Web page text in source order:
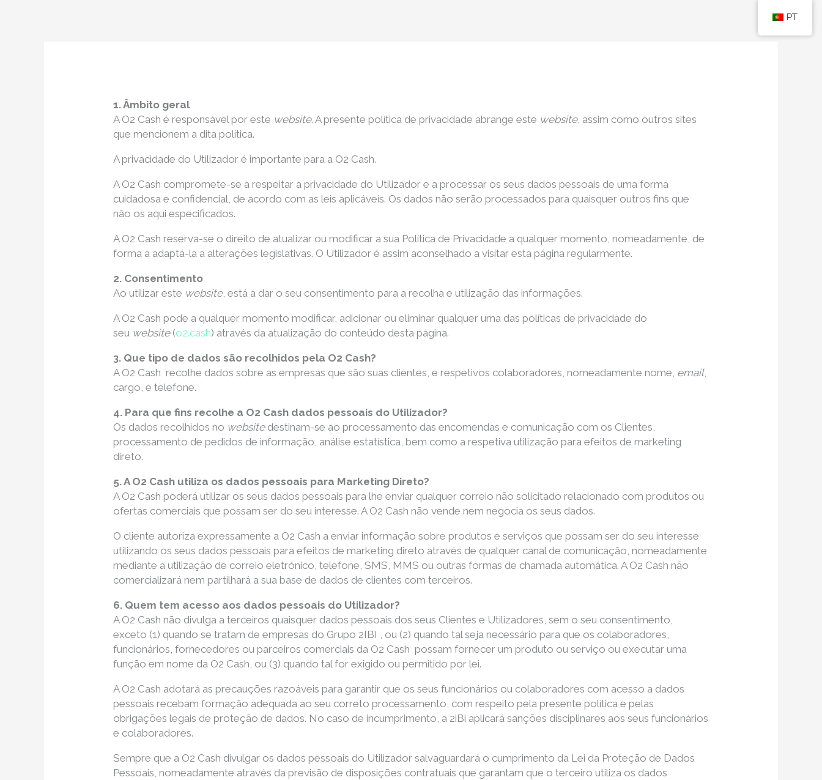
1. Âmbito geral
A O2 Cash é responsável por este website. A presente política de privacidade abrange este website, assim como outros sites
que mencionem a dita política.
A privacidade do Utilizador é importante para a O2 Cash.
A O2 Cash compromete-se a respeitar a privacidade do Utilizador e a processar os seus dados pessoais de uma forma
cuidadosa e confidencial, de acordo com as leis aplicáveis. Os dados não serão processados para quaisquer outros fins que
não os aqui especificados.
A O2 Cash reserva-se o direito de atualizar ou modificar a sua Política de Privacidade a qualquer momento, nomeadamente, de
forma a adaptá-la a alterações legislativas. O Utilizador é assim aconselhado a visitar esta página regularmente.
2. Consentimento
Ao utilizar este website, está a dar o seu consentimento para a recolha e utilização das informações.
A O2 Cash pode a qualquer momento modificar, adicionar ou eliminar qualquer uma das políticas de privacidade do
seu website (o2.cash) através da atualização do conteúdo desta página.
3. Que tipo de dados são recolhidos pela O2 Cash?
A O2 Cash recolhe dados sobre as empresas que são suas clientes, e respetivos colaboradores, nomeadamente nome, email,
cargo, e telefone.
4. Para que fins recolhe a O2 Cash dados pessoais do Utilizador?
Os dados recolhidos no website destinam-se ao processamento das encomendas e comunicação com os Clientes,
processamento de pedidos de informação, análise estatística, bem como a respetiva utilização para efeitos de marketing
direto.
5. A O2 Cash utiliza os dados pessoais para Marketing Direto?
A O2 Cash poderá utilizar os seus dados pessoais para lhe enviar qualquer correio não solicitado relacionado com produtos ou
ofertas comerciais que possam ser do seu interesse. A O2 Cash não vende nem negocia os seus dados.
O cliente autoriza expressamente a O2 Cash a enviar informação sobre produtos e serviços que possam ser do seu interesse
utilizando os seus dados pessoais para efeitos de marketing direto através de qualquer canal de comunicação, nomeadamente
mediante a utilização de correio eletrónico, telefone, SMS, MMS ou outras formas de chamada automática. A O2 Cash não
comercializará nem partilhará a sua base de dados de clientes com terceiros.
6. Quem tem acesso aos dados pessoais do Utilizador?
A O2 Cash não divulga a terceiros quaisquer dados pessoais dos seus Clientes e Utilizadores, sem o seu consentimento,
exceto (1) quando se tratam de empresas do Grupo 2IBI , ou (2) quando tal seja necessário para que os colaboradores,
funcionários, fornecedores ou parceiros comerciais da O2 Cash possam fornecer um produto ou serviço ou executar uma
função em nome da O2 Cash, ou (3) quando tal for exigido ou permitido por lei.
A O2 Cash adotará as precauções razoáveis para garantir que os seus funcionários ou colaboradores com acesso a dados
pessoais recebam formação adequada ao seu correto processamento, com respeito pela presente política e pelas
obrigações legais de proteção de dados. No caso de incumprimento, a 2iBi aplicará sanções disciplinares aos seus funcionários
e colaboradores.
Sempre que a O2 Cash divulgar os dados pessoais do Utilizador salvaguardará o cumprimento da Lei da Proteção de Dados
Pessoais, nomeadamente através da previsão de disposições contratuais que garantam que o terceiro utiliza os dados
PT